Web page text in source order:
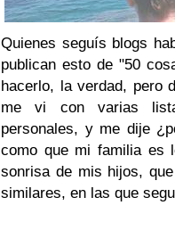
Quienes seguís blogs
publican esto de "50
hacerlo, la verdad, pero
me vi con varias
personales, y me dije
como que mi familia es
sonrisa de mis hijos,
similares, en las que